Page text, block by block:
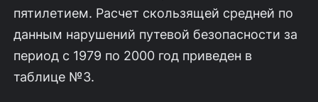
пятилетием. Расчет скользящей средней по
данным нарушений путевой безопасности за
период с 1979 по 2000 год приведен в
таблице №3.